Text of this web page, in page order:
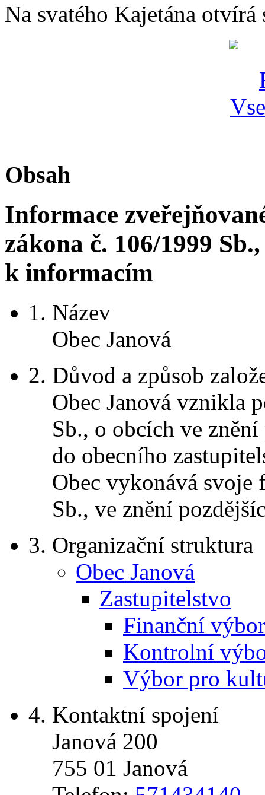
Na svatého Kajetána otvírá
Obsah
Informace
zákona č. 106/1999
k informacím
1. Název
Obec Janová
2. Důvod a způsob
Obec Janová vznikla
Sb., o obcích ve
do obecního
Obec vykonává svoje
Sb., ve znění
3. Organizační struktura
Obec Janová
Zastupitelstvo
Finanční
Kontrolní
Výbor pro
4. Kontaktní spojení
Janová 200
755 01 Janová